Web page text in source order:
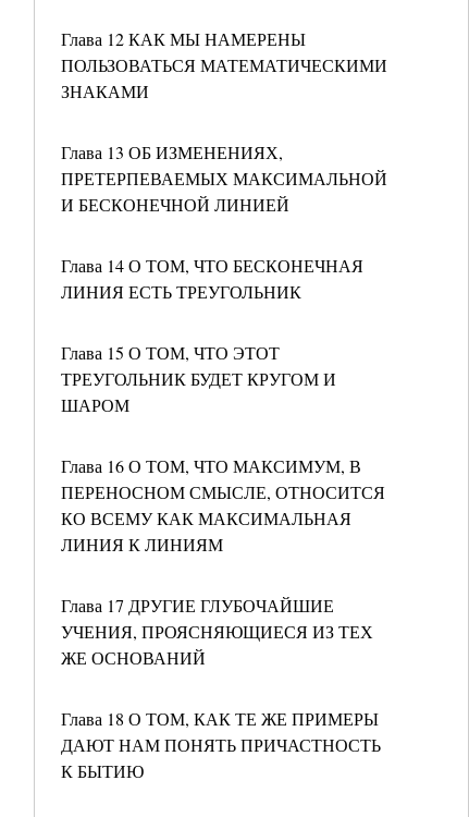
Глава 12 КАК МЫ НАМЕРЕНЫ
ПОЛЬЗОВАТЬСЯ МАТЕМАТИЧЕСКИМИ
ЗНАКАМИ
Глава 13 ОБ ИЗМЕНЕНИЯХ,
ПРЕТЕРПЕВАЕМЫХ МАКСИМАЛЬНОЙ
И БЕСКОНЕЧНОЙ ЛИНИЕЙ
Глава 14 О ТОМ, ЧТО БЕСКОНЕЧНАЯ
ЛИНИЯ ЕСТЬ ТРЕУГОЛЬНИК
Глава 15 О ТОМ, ЧТО ЭТОТ
ТРЕУГОЛЬНИК БУДЕТ КРУГОМ И
ШАРОМ
Глава 16 О ТОМ, ЧТО МАКСИМУМ, В
ПЕРЕНОСНОМ СМЫСЛЕ, ОТНОСИТСЯ
КО ВСЕМУ КАК МАКСИМАЛЬНАЯ
ЛИНИЯ К ЛИНИЯМ
Глава 17 ДРУГИЕ ГЛУБОЧАЙШИЕ
УЧЕНИЯ, ПРОЯСНЯЮЩИЕСЯ ИЗ ТЕХ
ЖЕ ОСНОВАНИЙ
Глава 18 О ТОМ, КАК ТЕ ЖЕ ПРИМЕРЫ
ДАЮТ НАМ ПОНЯТЬ ПРИЧАСТНОСТЬ
К БЫТИЮ